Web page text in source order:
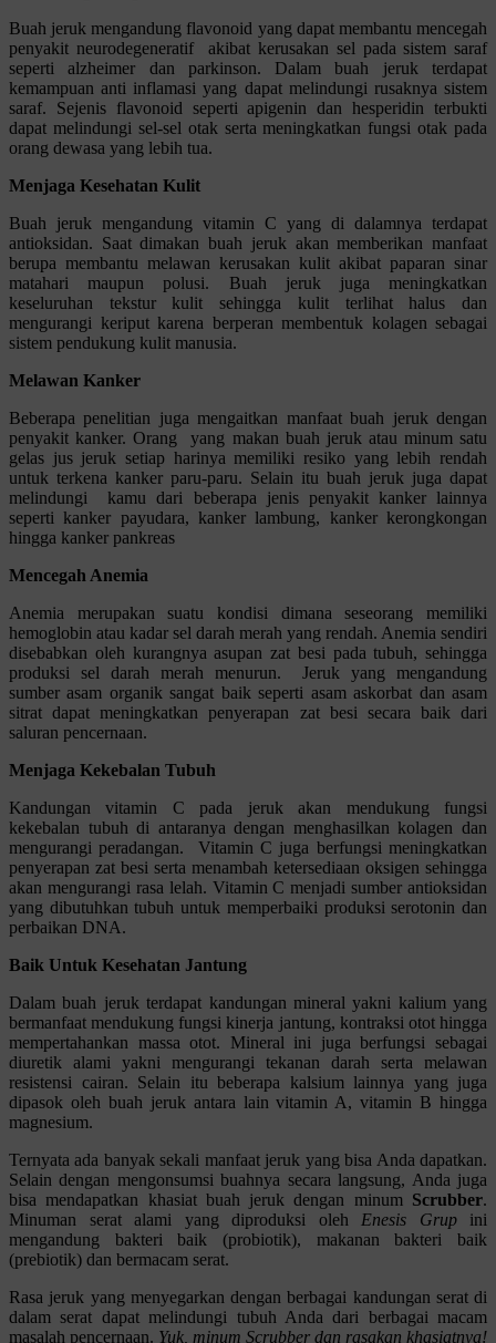
Buah jeruk mengandung flavonoid yang dapat membantu mencegah
penyakit neurodegeneratif akibat kerusakan sel pada sistem saraf
seperti alzheimer dan parkinson. Dalam buah jeruk terdapat
kemampuan anti inflamasi yang dapat melindungi rusaknya sistem
saraf. Sejenis flavonoid seperti apigenin dan hesperidin terbukti
dapat melindungi sel-sel otak serta meningkatkan fungsi otak pada
orang dewasa yang lebih tua.
Menjaga Kesehatan Kulit
Buah jeruk mengandung vitamin C yang di dalamnya terdapat
antioksidan. Saat dimakan buah jeruk akan memberikan manfaat
berupa membantu melawan kerusakan kulit akibat paparan sinar
matahari maupun polusi. Buah jeruk juga meningkatkan
keseluruhan tekstur kulit sehingga kulit terlihat halus dan
mengurangi keriput karena berperan membentuk kolagen sebagai
sistem pendukung kulit manusia.
Melawan Kanker
Beberapa penelitian juga mengaitkan manfaat buah jeruk dengan
penyakit kanker. Orang yang makan buah jeruk atau minum satu
gelas jus jeruk setiap harinya memiliki resiko yang lebih rendah
untuk terkena kanker paru-paru. Selain itu buah jeruk juga dapat
melindungi kamu dari beberapa jenis penyakit kanker lainnya
seperti kanker payudara, kanker lambung, kanker kerongkongan
hingga kanker pankreas
Mencegah Anemia
Anemia merupakan suatu kondisi dimana seseorang memiliki
hemoglobin atau kadar sel darah merah yang rendah. Anemia sendiri
disebabkan oleh kurangnya asupan zat besi pada tubuh, sehingga
produksi sel darah merah menurun. Jeruk yang mengandung
sumber asam organik sangat baik seperti asam askorbat dan asam
sitrat dapat meningkatkan penyerapan zat besi secara baik dari
saluran pencernaan.
Menjaga Kekebalan Tubuh
Kandungan vitamin C pada jeruk akan mendukung fungsi
kekebalan tubuh di antaranya dengan menghasilkan kolagen dan
mengurangi peradangan. Vitamin C juga berfungsi meningkatkan
penyerapan zat besi serta menambah ketersediaan oksigen sehingga
akan mengurangi rasa lelah. Vitamin C menjadi sumber antioksidan
yang dibutuhkan tubuh untuk memperbaiki produksi serotonin dan
perbaikan DNA.
Baik Untuk Kesehatan Jantung
Dalam buah jeruk terdapat kandungan mineral yakni kalium yang
bermanfaat mendukung fungsi kinerja jantung, kontraksi otot hingga
mempertahankan massa otot. Mineral ini juga berfungsi sebagai
diuretik alami yakni mengurangi tekanan darah serta melawan
resistensi cairan. Selain itu beberapa kalsium lainnya yang juga
dipasok oleh buah jeruk antara lain vitamin A, vitamin B hingga
magnesium.
Ternyata ada banyak sekali manfaat jeruk yang bisa Anda dapatkan.
Selain dengan mengonsumsi buahnya secara langsung, Anda juga
bisa mendapatkan khasiat buah jeruk dengan minum Scrubber.
Minuman serat alami yang diproduksi oleh Enesis Grupini
mengandung bakteri baik (probiotik), makanan bakteri baik
(prebiotik) dan bermacam serat.
Rasa jeruk yang menyegarkan dengan berbagai kandungan serat di
dalam serat dapat melindungi tubuh Anda dari berbagai macam
masalah pencernaan. Yuk, minum Scrubber dan rasakan khasiatnya!